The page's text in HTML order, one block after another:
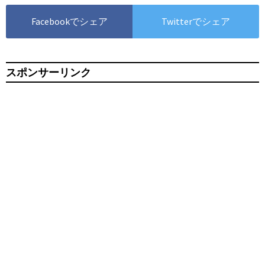
Facebookでシェア Twitterでシェア
スポンサーリンク